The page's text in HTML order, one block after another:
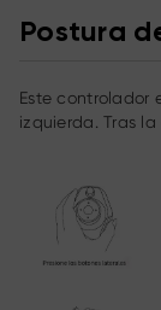
Postura
Este controlador
izquierda. Tras